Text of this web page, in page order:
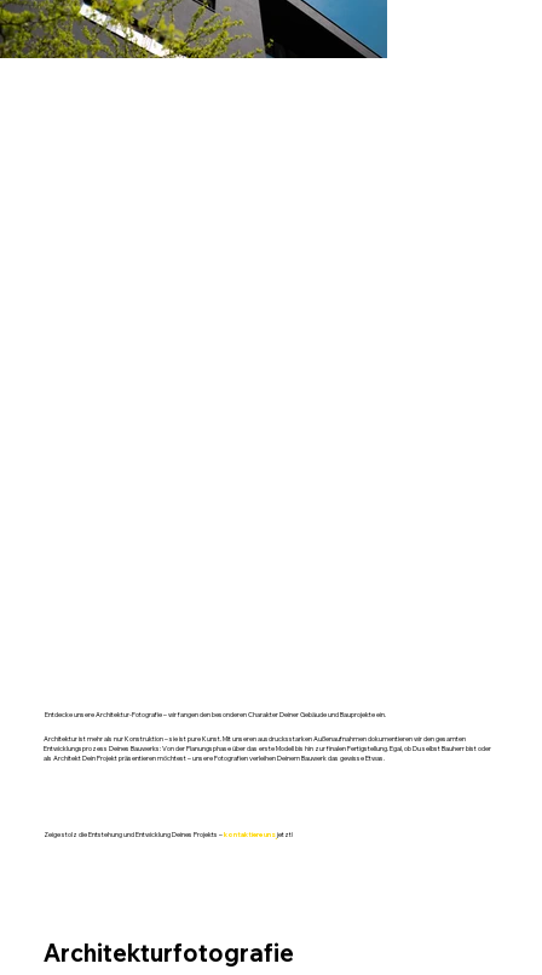
Entdecke unsere Architektur-Fotografie – wir fangen den besonderen Charakter Deiner Gebäude und Bauprojekte ein.
Architektur ist mehr als nur Konstruktion – sie ist pure Kunst. Mit unseren ausdrucksstarken Außenaufnahmen dokumentieren wir den gesamten
Entwicklungsprozess Deines Bauwerks: Von der Planungsphase über das erste Modell bis hin zur finalen Fertigstellung. Egal, ob Du selbst Bauherr bist oder
als Architekt Dein Projekt präsentieren möchtest – unsere Fotografien verleihen Deinem Bauwerk das gewisse Etwas.
Zeige stolz die Entstehung und Entwicklung Deines Projekts –kontaktiere unsjetzt!
Architekturfotografie